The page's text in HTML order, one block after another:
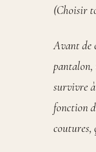
(Choisir
Avant de
pantalon,
survivre à
fonction
coutures,